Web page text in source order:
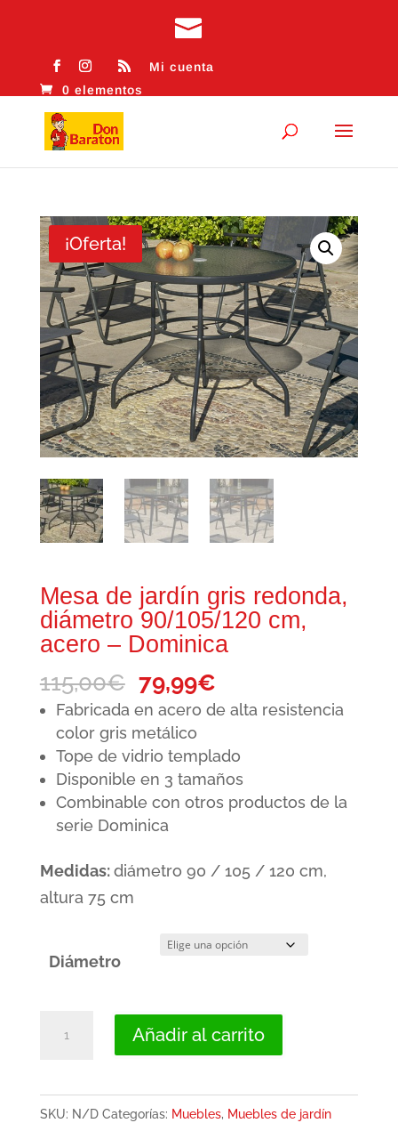
Mi cuenta
0 elementos
¡Oferta!
Mesa de jardín gris redonda,
diámetro 90/105/120 cm,
acero – Dominica
115,00€ El
precio
original
era:
115,00€.
79,99€El
precio
es:
79,99€.
Fabricada en acero de alta resistencia
color gris metálico
Tope de vidrio templado
Disponible en 3 tamaños
Combinable con otros productos de la
serie Dominica
Medidas:diámetro 90 / 105 / 120 cm,
altura 75 cm
Diámetro
Añadir al carrito
SKU: N/D Categorías: Muebles, Muebles de jardín